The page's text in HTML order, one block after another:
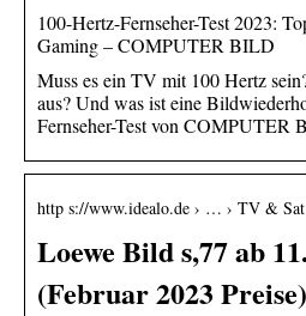
100-Hertz-Fernseher-Test 2023:
Gaming – COMPUTER BILD
Muss es ein TV mit 100 Hertz
aus? Und was ist eine
Fernseher-Test von COMPUTER
http s://www.idealo.de › … › TV & Sat
Loewe Bild s,77 ab
(Februar 2023 Preise)